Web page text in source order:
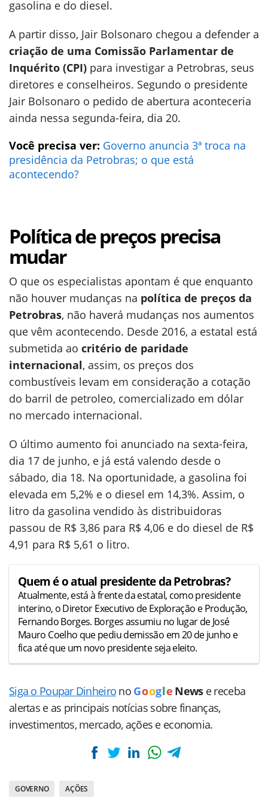
gasolina e do diesel.
A partir disso, Jair Bolsonaro chegou a defender a
criação de uma Comissão Parlamentar de
Inquérito (CPI) para investigar a Petrobras, seus
diretores e conselheiros. Segundo o presidente
Jair Bolsonaro o pedido de abertura aconteceria
ainda nessa segunda-feira, dia 20.
Você precisa ver: Governo anuncia 3ª troca na
presidência da Petrobras; o que está
acontecendo?
Política de preços precisa
mudar
O que os especialistas apontam é que enquanto
não houver mudanças na política de preços da
Petrobras, não haverá mudanças nos aumentos
que vêm acontecendo. Desde 2016, a estatal está
submetida ao critério de paridade
internacional, assim, os preços dos
combustíveis levam em consideração a cotação
do barril de petroleo, comercializado em dólar
no mercado internacional.
O último aumento foi anunciado na sexta-feira,
dia 17 de junho, e já está valendo desde o
sábado, dia 18. Na oportunidade, a gasolina foi
elevada em 5,2% e o diesel em 14,3%. Assim, o
litro da gasolina vendido às distribuidoras
passou de R$ 3,86 para R$ 4,06 e do diesel de R$
4,91 para R$ 5,61 o litro.
Quem é o atual presidente da Petrobras?
Atualmente, está à frente da estatal, como presidente
interino, o Diretor Executivo de Exploração e Produção,
Fernando Borges. Borges assumiu no lugar de José
Mauro Coelho que pediu demissão em 20 de junho e
fica até que um novo presidente seja eleito.
Siga o Poupar Dinheiro no Goog le News e receba
alertas e as principais notícias sobre finanças,
investimentos, mercado, ações e economia.
GOVERNO AÇÕES